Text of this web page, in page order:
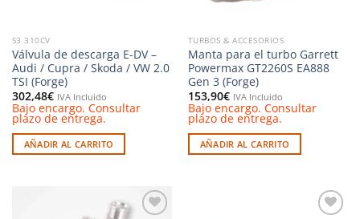
S3 310CV
Válvula de descarga E-DV –
Audi / Cupra / Skoda / VW 2.0
TSI (Forge)
302,48€ IVA Incluido
Bajo encargo. Consultar
plazo de entrega.
AÑADIR AL CARRITO
TURBOS & ACCESORIOS
Manta para el turbo Garrett
Powermax GT2260S EA888
Gen 3 (Forge)
153,90€ IVA Incluido
Bajo encargo. Consultar
plazo de entrega.
AÑADIR AL CARRITO